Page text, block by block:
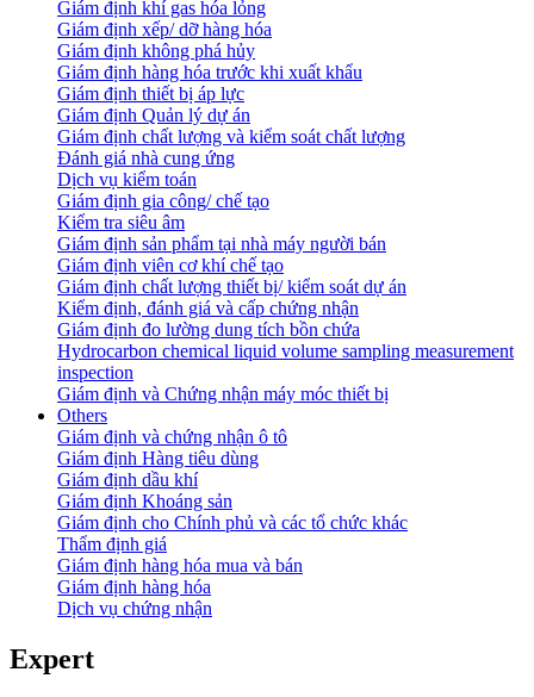
Giám định khí gas hóa lỏng
Giám định xếp/ dỡ hàng hóa
Giám định không phá hủy
Giám định hàng hóa trước khi xuất khẩu
Giám định thiết bị áp lực
Giám định Quản lý dự án
Giám định chất lượng và kiểm soát chất lượng
Đánh giá nhà cung ứng
Dịch vụ kiểm toán
Giám định gia công/ chế tạo
Kiểm tra siêu âm
Giám định sản phẩm tại nhà máy người bán
Giám định viên cơ khí chế tạo
Giám định chất lượng thiết bị/ kiểm soát dự án
Kiểm định, đánh giá và cấp chứng nhận
Giám định đo lường dung tích bồn chứa
Hydrocarbon chemical liquid volume sampling measurement
inspection
Giám định và Chứng nhận máy móc thiết bị
Others
Giám định và chứng nhận ô tô
Giám định Hàng tiêu dùng
Giám định dầu khí
Giám định Khoáng sản
Giám định cho Chính phủ và các tổ chức khác
Thẩm định giá
Giám định hàng hóa mua và bán
Giám định hàng hóa
Dịch vụ chứng nhận
Expert